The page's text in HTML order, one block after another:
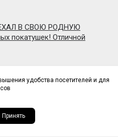
удобства посетителей и для
Принять